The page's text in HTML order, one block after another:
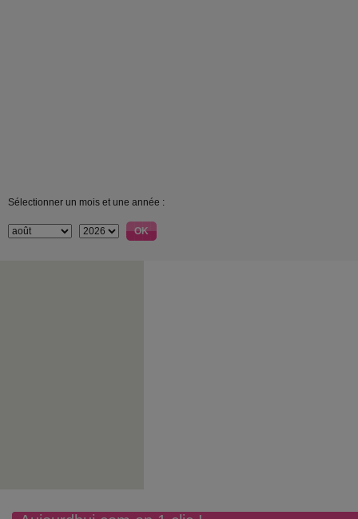
Sélectionner un mois et une année :